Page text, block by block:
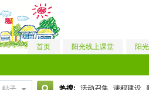
首页 阳光线上课堂 阳
热搜: 活动召集 课程建设